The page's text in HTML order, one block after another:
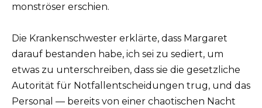
monströser erschien.
Die Krankenschwester erklärte, dass Margaret
darauf bestanden habe, ich sei zu sediert, um
etwas zu unterschreiben, dass sie die gesetzliche
Autorität für Notfallentscheidungen trug, und das
Personal — bereits von einer chaotischen Nacht